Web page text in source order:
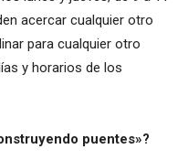
acercar cualquier otro
para cualquier otro
y horarios de los
puentes»?